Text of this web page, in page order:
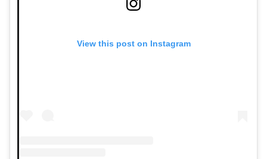
View this post on Instagram